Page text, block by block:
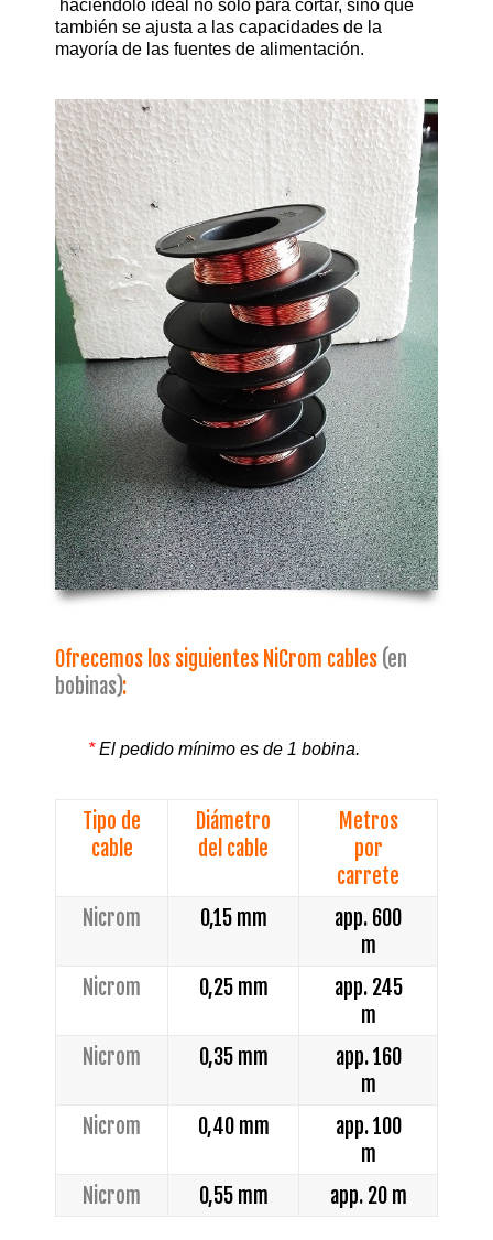
haciéndolo ideal no sólo para cortar, sino que
también se ajusta a las capacidades de la
mayoría de las fuentes de alimentación.
Ofrecemos los siguientes NiCrom cables (en
bobinas):
*El pedido mínimo es de 1 bobina.
Tipo de
cable
Diámetro
del cable
Metros
por
carrete
Nicrom
0,15 mm
app. 600
m
Nicrom
0,25 mm
app. 245
m
Nicrom
0,35 mm
app. 160
m
Nicrom
0,40 mm
app. 100
m
Nicrom
0,55 mm app. 20 m